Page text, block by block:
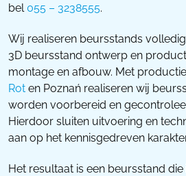
bel 055 – 3238555.
Wij realiseren beursstands
3D beursstand ontwerp en
montage en afbouw. Met
Rot en Poznań realiseren wij
worden voorbereid en
Hierdoor sluiten uitvoering en
aan op het kennisgedreven
Het resultaat is een beursstand